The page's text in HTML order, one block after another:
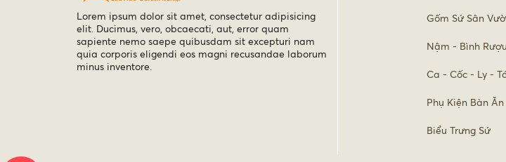
Lorem ipsum dolor sit amet, consectetur adipisicing
elit. Ducimus, vero, obcaecati, aut, error quam
sapiente nemo saepe quibusdam sit excepturi nam
quia corporis eligendi eos magni recusandae laborum
minus inventore.
Gốm Sứ Sân
Nậm - Bình Rượu
Ca - Cốc - Ly -
Phụ Kiện Bàn Ăn
Biểu Trưng Sứ